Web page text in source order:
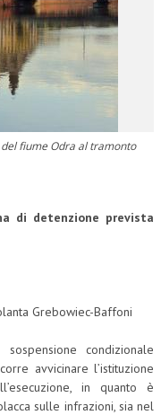
del fiume Odra al tramonto
di detenzione prevista
Grebowiec-Baffoni
condizionale
avvicinare l’istituzione
in quanto è
sulle infrazioni, sia nel